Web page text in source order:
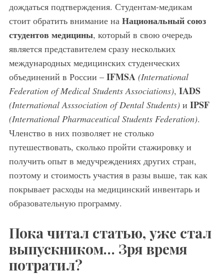
дождаться подтверждения. Студентам-медикам
стоит обратить внимание на Национальный союз
студентов медицины, который в свою очередь
является представителем сразу нескольких
международных медицинских студенческих
объединений в России – IFMSA (International
Federation of Medical Students Associations), IADS
(International Asssociation of Dental Students)и IPSF
(International Pharmaceutical Students Federation).
Членство в них позволяет не столько
путешествовать, сколько пройти стажировку и
получить опыт в медучреждениях других стран,
поэтому и стоимость участия в разы выше, так как
покрывает расходы на медицинский инвентарь и
образовательную программу.
Пока читал статью, уже стал
выпускником… Зря время
потратил?